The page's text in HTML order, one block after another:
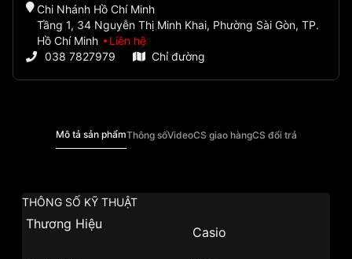
Chi Nhánh Hồ Chí Minh
Tầng 1, 34 Nguyễn Thị Minh Khai, Phường Sài Gòn, TP.
Hồ Chí Minh
Liên hệ
038 7827979
Chỉ đường
Mô tả sản phẩmThông sốVideoCS giao hàngCS đổi trả
THÔNG SỐ KỸ THUẬT
Thương Hiệu
Casio